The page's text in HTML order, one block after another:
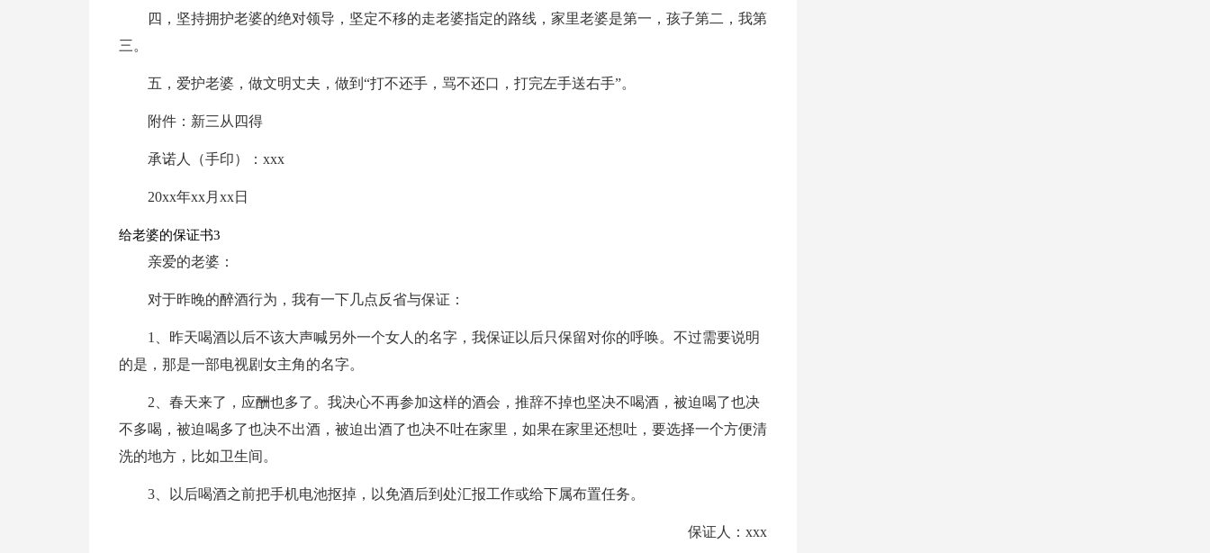
四，坚持拥护老婆的绝对领导，坚定不移的走老婆指定的路线，家里老婆是第一，孩子第二，我第
三。
五，爱护老婆，做文明丈夫，做到“打不还手，骂不还口，打完左手送右手”。
附件：新三从四得
承诺人（手印）：xxx
20xx年xx月xx日
给老婆的保证书3
亲爱的老婆：
对于昨晚的醉酒行为，我有一下几点反省与保证：
1、昨天喝酒以后不该大声喊另外一个女人的名字，我保证以后只保留对你的呼唤。不过需要说明
的是，那是一部电视剧女主角的名字。
2、春天来了，应酬也多了。我决心不再参加这样的酒会，推辞不掉也坚决不喝酒，被迫喝了也决
不多喝，被迫喝多了也决不出酒，被迫出酒了也决不吐在家里，如果在家里还想吐，要选择一个方便清
洗的地方，比如卫生间。
3、以后喝酒之前把手机电池抠掉，以免酒后到处汇报工作或给下属布置任务。
保证人：xxx